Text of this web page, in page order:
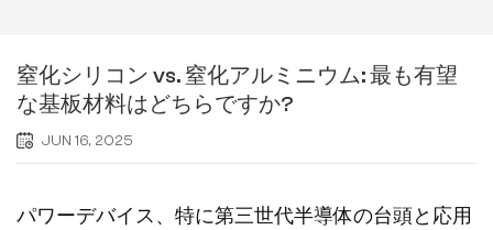
窒化シリコン vs. 窒化アルミニウム: 最も有望
な基板材料はどちらですか?
JUN 16, 2025
パワーデバイス、特に第三世代半導体の台頭と応用